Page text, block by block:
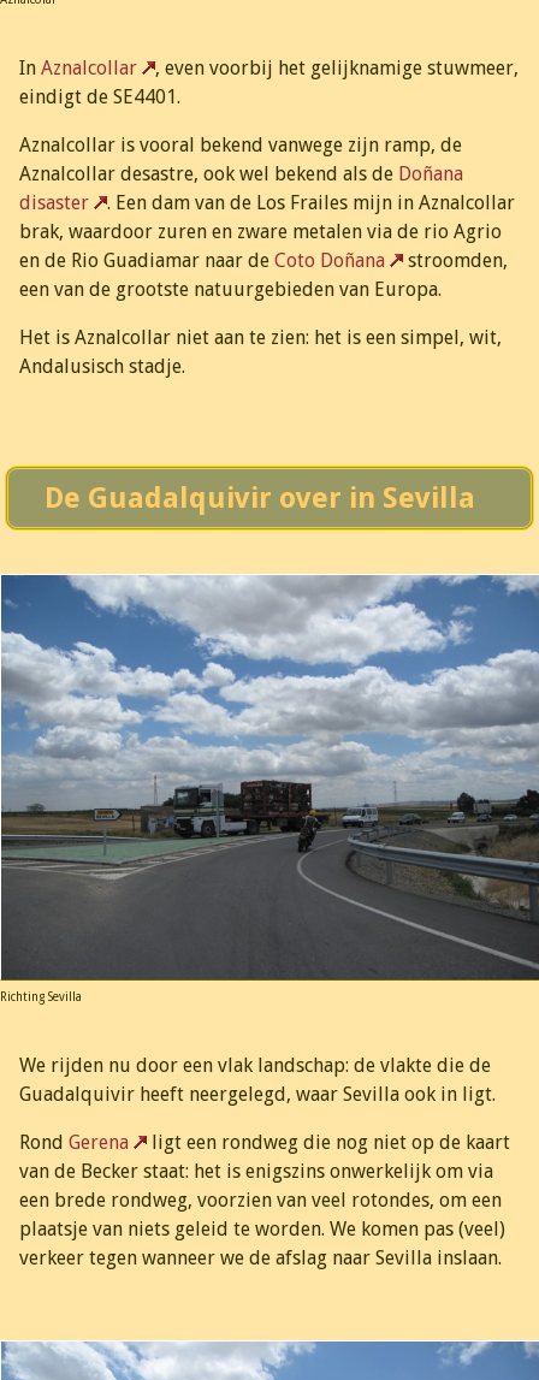
In Aznalcollar
, even voorbij het gelijknamige stuwmeer,
eindigt de SE4401.
Aznalcollar is vooral bekend vanwege zijn ramp, de
Aznalcollar desastre, ook wel bekend als de Doñana
disaster
. Een dam van de Los Frailes mijn in Aznalcollar
brak, waardoor zuren en zware metalen via de rio Agrio
en de Rio Guadiamar naar de Coto Doñana
stroomden,
een van de grootste natuurgebieden van Europa.
Het is Aznalcollar niet aan te zien: het is een simpel, wit,
Andalusisch stadje.
De Guadalquivir over in Sevilla
Richting Sevilla
We rijden nu door een vlak landschap: de vlakte die de
Guadalquivir heeft neergelegd, waar Sevilla ook in ligt.
Rond Gerena
ligt een rondweg die nog niet op de kaart
van de Becker staat: het is enigszins onwerkelijk om via
een brede rondweg, voorzien van veel rotondes, om een
plaatsje van niets geleid te worden. We komen pas (veel)
verkeer tegen wanneer we de afslag naar Sevilla inslaan.